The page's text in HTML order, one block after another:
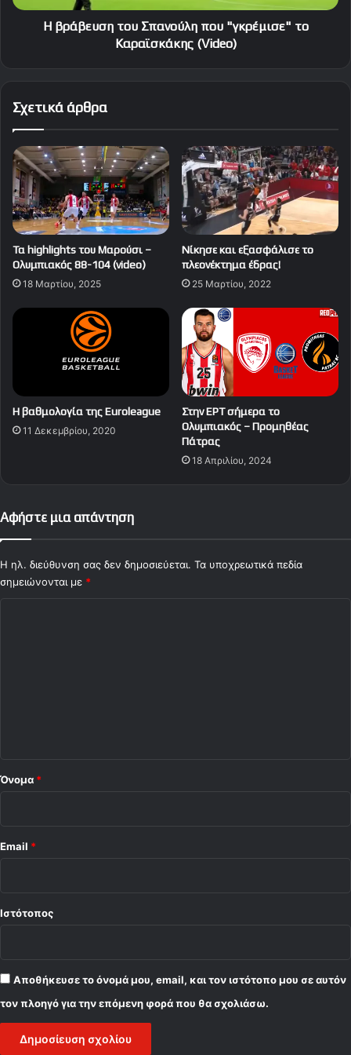
(Video)
Η βράβευση του Σπανούλη που "γκρέμισε" το
Καραϊσκάκης (Video)
Σχετικά άρθρα
Τα highlights του Μαρούσι –
Ολυμπιακός 88-104 (video)
18 Μαρτίου, 2025
Νίκησε και εξασφάλισε το
πλεονέκτημα έδρας!
25 Μαρτίου, 2022
Η βαθμολογία της Euroleague
11 Δεκεμβρίου, 2020
Στην ΕΡΤ σήμερα το
Ολυμπιακός – Προμηθέας
Πάτρας
18 Απριλίου, 2024
Αφήστε μια απάντηση
Η ηλ. διεύθυνση σας δεν δημοσιεύεται. Τα υποχρεωτικά πεδία
σημειώνονται με *
Όνομα *
Email *
Ιστότοπος
Αποθήκευσε το όνομά μου, email, και τον ιστότοπο μου σε αυτόν
τον πλοηγό για την επόμενη φορά που θα σχολιάσω.